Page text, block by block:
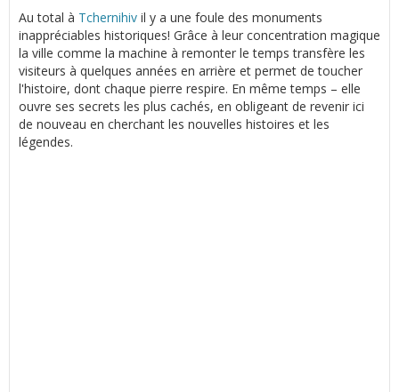
Au total à Tchernihiv il y a une foule des monuments
inappréciables historiques! Grâce à leur concentration magique
la ville comme la machine à remonter le temps transfère les
visiteurs à quelques années en arrière et permet de toucher
l'histoire, dont chaque pierre respire. En même temps – elle
ouvre ses secrets les plus cachés, en obligeant de revenir ici
de nouveau en cherchant les nouvelles histoires et les
légendes.